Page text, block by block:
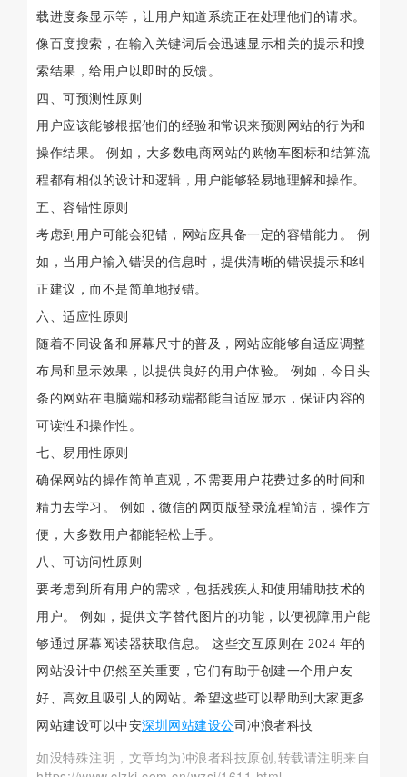
载进度条显示等，让用户知道系统正在处理他们的请求。
像百度搜索，在输入关键词后会迅速显示相关的提示和搜
索结果，给用户以即时的反馈。
四、可预测性原则
用户应该能够根据他们的经验和常识来预测网站的行为和
操作结果。 例如，大多数电商网站的购物车图标和结算流
程都有相似的设计和逻辑，用户能够轻易地理解和操作。
五、容错性原则
考虑到用户可能会犯错，网站应具备一定的容错能力。 例
如，当用户输入错误的信息时，提供清晰的错误提示和纠
正建议，而不是简单地报错。
六、适应性原则
随着不同设备和屏幕尺寸的普及，网站应能够自适应调整
布局和显示效果，以提供良好的用户体验。 例如，今日头
条的网站在电脑端和移动端都能自适应显示，保证内容的
可读性和操作性。
七、易用性原则
确保网站的操作简单直观，不需要用户花费过多的时间和
精力去学习。 例如，微信的网页版登录流程简洁，操作方
便，大多数用户都能轻松上手。
八、可访问性原则
要考虑到所有用户的需求，包括残疾人和使用辅助技术的
用户。 例如，提供文字替代图片的功能，以便视障用户能
够通过屏幕阅读器获取信息。 这些交互原则在 2024 年的
网站设计中仍然至关重要，它们有助于创建一个用户友
好、高效且吸引人的网站。希望这些可以帮助到大家更多
网站建设可以中安深圳网站建设公司冲浪者科技
如没特殊注明，文章均为冲浪者科技原创,转载请注明来自